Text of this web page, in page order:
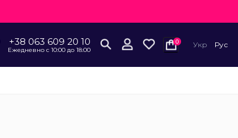
+38 063 609 20 10
Ежедневно с 10:00 до 18:00
0 Укр Рус